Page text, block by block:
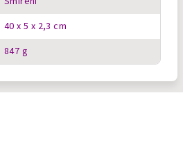
40 x 5 x 2,3 cm
847 g